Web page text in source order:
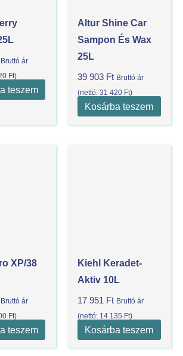
Bruttó ár
Ft)
teszem
Altur Shine Car
Sampon És Wax
25L
39 903 Ft Bruttó ár
(nettó: 31 420 Ft)
Kosárba teszem
XP/38
Bruttó ár
Ft)
teszem
Kiehl Keradet-
Aktiv 10L
17 951 Ft Bruttó ár
(nettó: 14 135 Ft)
Kosárba teszem